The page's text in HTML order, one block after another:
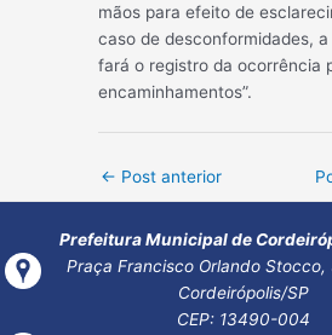
mãos para efeito de
caso de desconformidades,
fará o registro da ocorrência
encaminhamentos”.
Post
← Post anterior
Prefeitura Municipal de
Praça Francisco Orlando
Cordeirópolis/SP
CEP: 13490-004